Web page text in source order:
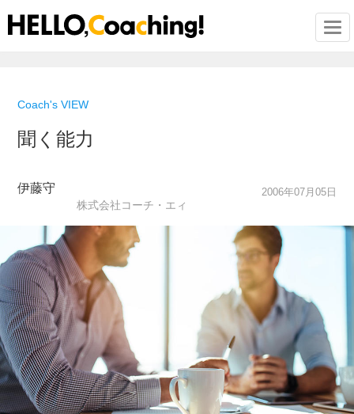
Coach's VIEW
聞く能力
伊藤守
株式会社コーチ・エィ
2006年07月05日